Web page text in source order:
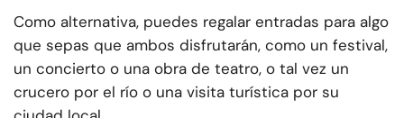
Como alternativa, puedes regalar entradas para algo
que sepas que ambos disfrutarán, como un festival,
un concierto o una obra de teatro, o tal vez un
crucero por el río o una visita turística por su